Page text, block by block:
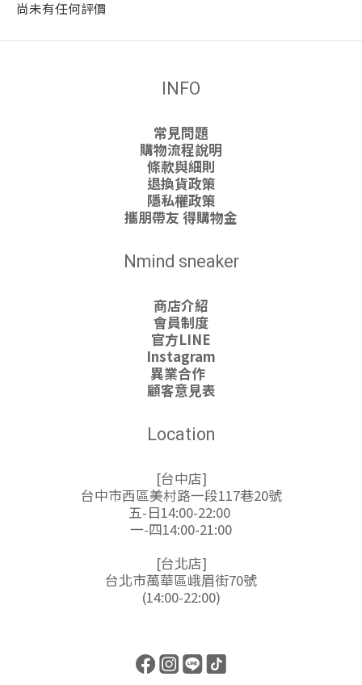
尚未有任何評價
INFO
常見問題
購物流程說明
條款與細則
退換貨政策
隱私權政策
攜朋帶友 得購物金
Nmind sneaker
商店介紹
會員制度
官方LINE
Instagram
異業合作
顧客意見表
Location
[台中店]
台中市西區美村路一段117巷20號
五-日14:00-22:00
一-四14:00-21:00
[台北店]
台北市萬華區峨眉街70號
(14:00-22:00)